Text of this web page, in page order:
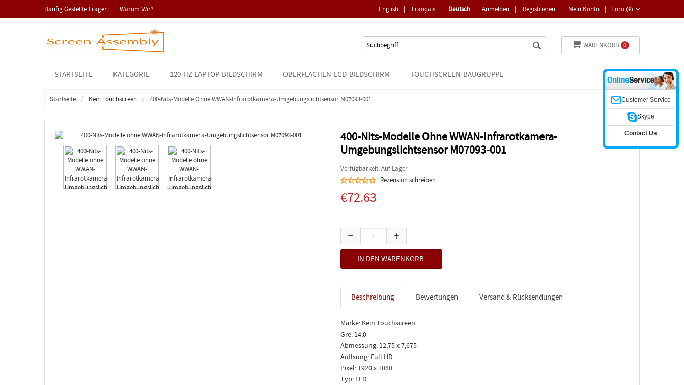
Häufig Gestellte Fragen Warum Wir? Euro (€)
Anmelden | Registrieren | Mein Konto |
English | Français | Deutsch |
WARENKORB 0
STARTSEITE KATEGORIE 120-HZ-LAPTOP-BILDSCHIRM OBERFLÄCHEN-LCD-BILDSCHIRM TOUCHSCREEN-BAUGRUPPE
Startseite Kein Touchscreen 400-Nits-Modelle Ohne WWAN-Infrarotkamera-Umgebungslichtsensor M07093-001
400-Nits-Modelle Ohne WWAN-Infrarotkamera-
Umgebungslichtsensor M07093-001
Verfügbarkeit: Auf Lager
Rezension schreiben
€72.63
Beschreibung Bewertungen Versand & Rücksendungen
Marke: Kein Touchscreen
Gre: 14,0
Abmessung: 12,75 x 7,675
Auflsung: Full HD
Pixel: 1920 x 1080
Typ: LED
Customer Service
Skype
Contact Us